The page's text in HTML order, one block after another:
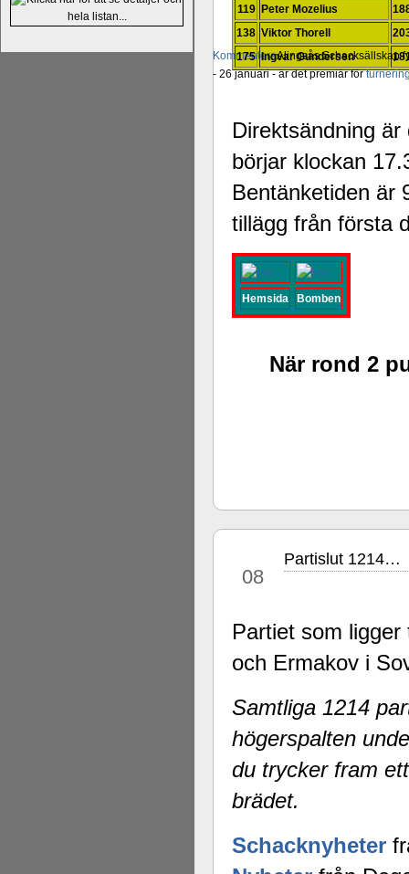
KommenteraAlingsås Schacksällskap
- 26 januari - är det premiär för
119
Peter Mozelius
138 Viktor Thorell
175 Ingvar Gundersen
Direktsändning
börjar klockan
Bentänketiden är
tillägg från första
Hemsida Bomben
När rond 2
08
Partislut 1214…
Partiet som
och Ermakov i
Samtliga 1214
högerspalten
du trycker fram
brädet.
Schacknyheter